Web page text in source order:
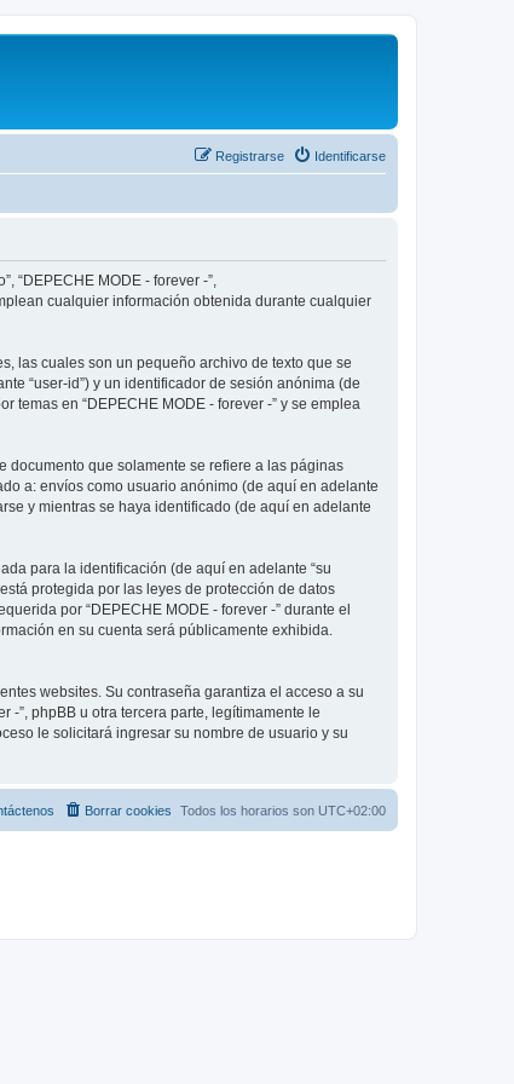
Identificarse
Registrarse
“DEPECHE MODE - forever -”,
cualquier información obtenida durante cualquier
las cuales son un pequeño archivo de texto que se
“user-id”) y un identificador de sesión anónima (de
en “DEPECHE MODE - forever -” y se emplea
documento que solamente se refiere a las páginas
a: envíos como usuario anónimo (de aquí en adelante
y mientras se haya identificado (de aquí en adelante
para la identificación (de aquí en adelante “su
protegida por las leyes de protección de datos
por “DEPECHE MODE - forever -” durante el
en su cuenta será públicamente exhibida.
websites. Su contraseña garantiza el acceso a su
-”, phpBB u otra tercera parte, legítimamente le
le solicitará ingresar su nombre de usuario y su
Todos los horarios son UTC+02:00
Borrar cookies